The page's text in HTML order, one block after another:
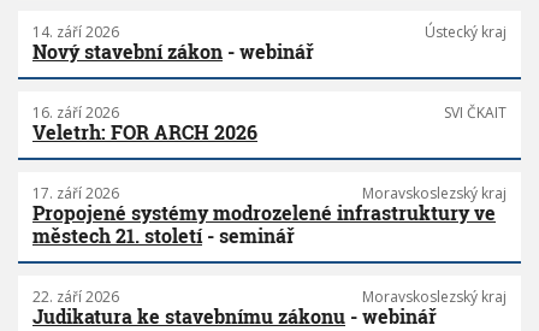
14. září 2026 Ústecký kraj
Nový stavební zákon - webinář
16. září 2026 SVI ČKAIT
Veletrh: FOR ARCH 2026
17. září 2026 Moravskoslezský kraj
Propojené systémy modrozelené infrastruktury ve
městech 21. století- seminář
22. září 2026 Moravskoslezský kraj
Judikatura ke stavebnímu zákonu - webinář